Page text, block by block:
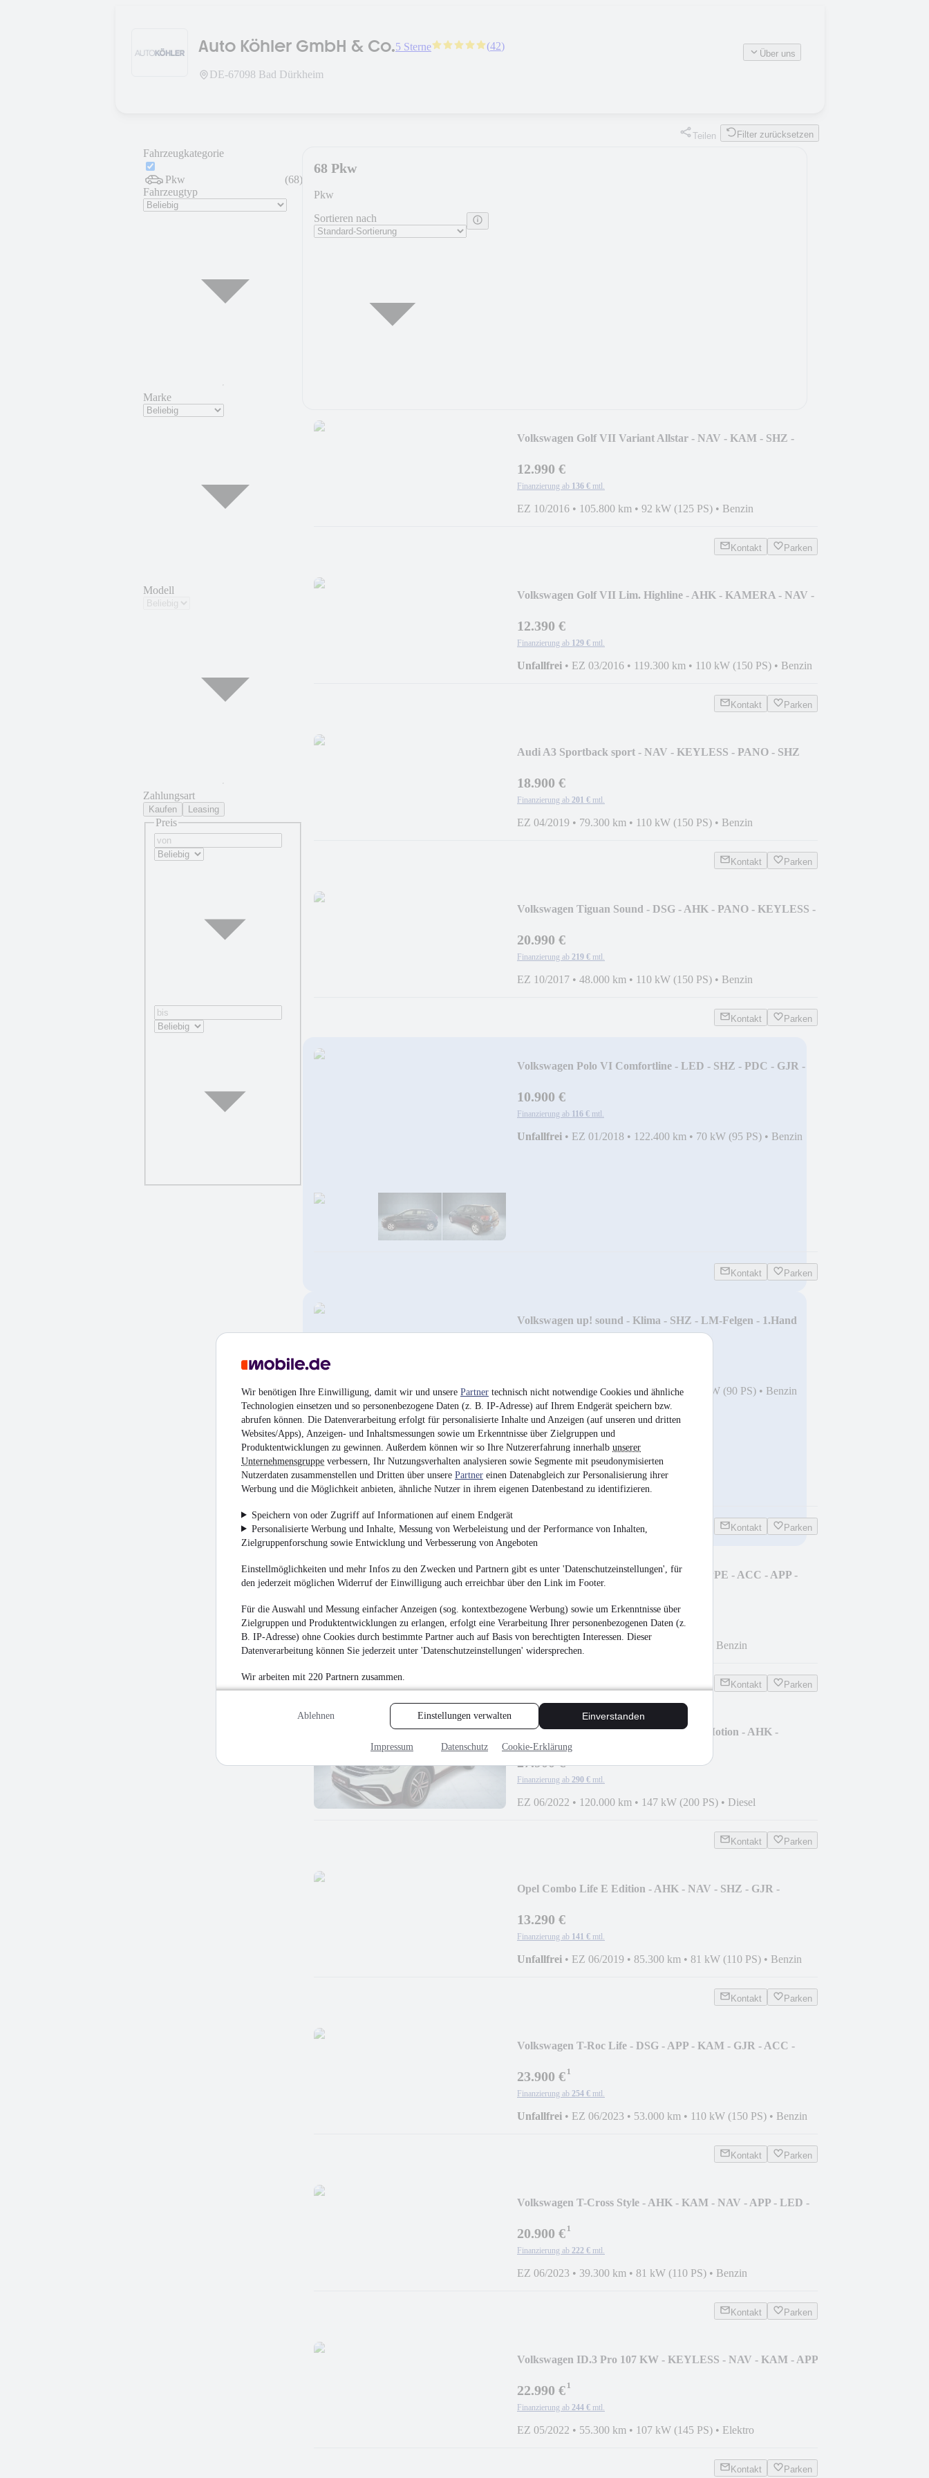
Wir benötigen Ihre Einwilligung, damit wir und unsere Partner technisch nicht notwendige Cookies und ähnliche
Technologien einsetzen und so personenbezogene Daten (z. B. IP-Adresse) auf Ihrem Endgerät speichern bzw.
abrufen können. Die Datenverarbeitung erfolgt für personalisierte Inhalte und Anzeigen (auf unseren und dritten
Websites/Apps), Anzeigen- und Inhaltsmessungen sowie um Erkenntnisse über Zielgruppen und
Produktentwicklungen zu gewinnen. Außerdem können wir so Ihre Nutzererfahrung innerhalb unserer
Unternehmensgruppe verbessern, Ihr Nutzungsverhalten analysieren sowie Segmente mit pseudonymisierten
Nutzerdaten zusammenstellen und Dritten über unsere Partner einen Datenabgleich zur Personalisierung ihrer
Werbung und die Möglichkeit anbieten, ähnliche Nutzer in ihrem eigenen Datenbestand zu identifizieren.
Speichern von oder Zugriff auf Informationen auf einem Endgerät
Personalisierte Werbung und Inhalte, Messung von Werbeleistung und der Performance von Inhalten,
Zielgruppenforschung sowie Entwicklung und Verbesserung von Angeboten
Einstellmöglichkeiten und mehr Infos zu den Zwecken und Partnern gibt es unter 'Datenschutzeinstellungen', für
den jederzeit möglichen Widerruf der Einwilligung auch erreichbar über den Link im Footer.
Für die Auswahl und Messung einfacher Anzeigen (sog. kontextbezogene Werbung) sowie um Erkenntnisse über
Zielgruppen und Produktentwicklungen zu erlangen, erfolgt eine Verarbeitung Ihrer personenbezogenen Daten (z.
B. IP-Adresse) ohne Cookies durch bestimmte Partner auch auf Basis von berechtigten Interessen. Dieser
Datenverarbeitung können Sie jederzeit unter 'Datenschutzeinstellungen' widersprechen.
Wir arbeiten mit 220 Partnern zusammen.
Ablehnen Einstellungen verwalten Einverstanden
Impressum Datenschutz Cookie-Erklärung
Auto Köhler GmbH & Co.5 Sterne (42)
DE-67098 Bad Dürkheim
Über uns
Teilen Filter zurücksetzen
Fahrzeugkategorie
Pkw (68)
Fahrzeugtyp
Marke
Modell
Zahlungsart
Kaufen Leasing
Preis
68 Pkw
Pkw
Sortieren nach
Volkswagen Golf VII Variant Allstar - NAV - KAM - SHZ -
12.990 €
Finanzierung ab 136 € mtl.
EZ 10/2016 • 105.800 km • 92 kW (125 PS) • Benzin
Kontakt Parken
Volkswagen Golf VII Lim. Highline - AHK - KAMERA - NAV -
12.390 €
Finanzierung ab 129 € mtl.
Unfallfrei • EZ 03/2016 • 119.300 km • 110 kW (150 PS) • Benzin
Kontakt Parken
Audi A3 Sportback sport - NAV - KEYLESS - PANO - SHZ
18.900 €
Finanzierung ab 201 € mtl.
EZ 04/2019 • 79.300 km • 110 kW (150 PS) • Benzin
Kontakt Parken
Volkswagen Tiguan Sound - DSG - AHK - PANO - KEYLESS -
20.990 €
Finanzierung ab 219 € mtl.
EZ 10/2017 • 48.000 km • 110 kW (150 PS) • Benzin
Kontakt Parken
Volkswagen Polo VI Comfortline - LED - SHZ - PDC - GJR -
10.900 €
Finanzierung ab 116 € mtl.
Unfallfrei • EZ 01/2018 • 122.400 km • 70 kW (95 PS) • Benzin
Kontakt Parken
Volkswagen up! sound - Klima - SHZ - LM-Felgen - 1.Hand
Unfallfrei•EZ 04/2017• 68.300 km• 66 kW (90 PS) • Benzin
Kontakt Parken
Volkswagen T-Roc Style - NAV - E.KLAPPE - ACC - APP -
PANO
16.950 €
Finanzierung ab 177 € mtl.
EZ 10/2021• Benzin
Kontakt Parken
Volkswagen Tiguan Allspace Elegance 4Motion - AHK -
KAMERA
27.900 €
Finanzierung ab 290 € mtl.
EZ 06/2022 • 120.000 km • 147 kW (200 PS) • Diesel
Kontakt Parken
Opel Combo Life E Edition - AHK - NAV - SHZ - GJR -
13.290 €
Finanzierung ab 141 € mtl.
Unfallfrei • EZ 06/2019 • 85.300 km • 81 kW (110 PS) • Benzin
Kontakt Parken
Volkswagen T-Roc Life - DSG - APP - KAM - GJR - ACC -
23.900 €¹
Finanzierung ab 254 € mtl.
Unfallfrei • EZ 06/2023 • 53.000 km • 110 kW (150 PS) • Benzin
Kontakt Parken
Volkswagen T-Cross Style - AHK - KAM - NAV - APP - LED -
20.900 €¹
Finanzierung ab 222 € mtl.
EZ 06/2023 • 39.300 km • 81 kW (110 PS) • Benzin
Kontakt Parken
Volkswagen ID.3 Pro 107 KW - KEYLESS - NAV - KAM - APP
22.990 €¹
Finanzierung ab 244 € mtl.
EZ 05/2022 • 55.300 km • 107 kW (145 PS) • Elektro
Kontakt Parken